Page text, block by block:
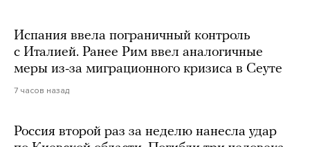
Испания ввела пограничный контроль
с Италией. Ранее Рим ввел аналогичные
меры из-за миграционного кризиса в Сеуте
7 часов назад
Россия второй раз за неделю нанесла удар